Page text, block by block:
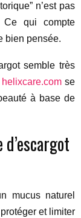
n’est pas
Ce qui compte
bien pensée.
semble très
helixcare.com se
à base de
mucus naturel
et limiter